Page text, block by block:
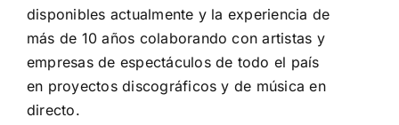
disponibles actualmente y la experiencia de
más de 10 años colaborando con artistas y
empresas de espectáculos de todo el país
en proyectos discográficos y de música en
directo.